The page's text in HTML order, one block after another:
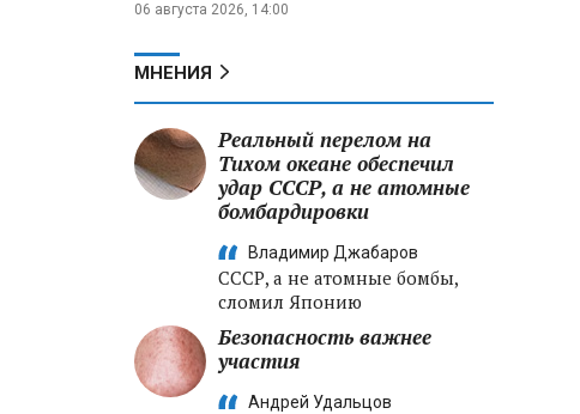
06 августа 2026, 14:00
МНЕНИЯ
Реальный перелом на
Тихом океане обеспечил
удар СССР, а не атомные
бомбардировки
Владимир Джабаров
СССР, а не атомные бомбы,
сломил Японию
Безопасность важнее
участия
Андрей Удальцов